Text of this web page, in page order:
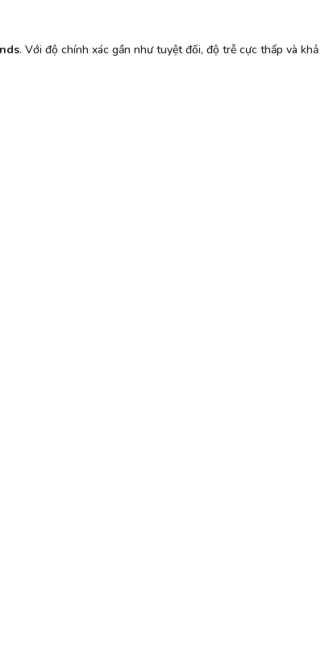
. Với độ chính xác gần như tuyệt đối, độ trễ cực thấp và khả